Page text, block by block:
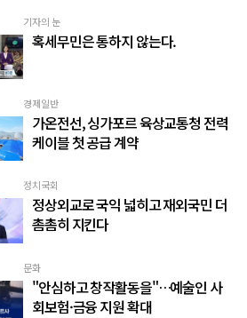
기자의 눈
혹세무민은 통하지 않는다.
경제일반
가온전선, 싱가포르 육상교통청 전력
케이블 첫 공급 계약
정치국회
정상외교로 국익 넓히고 재외국민 더
촘촘히 지킨다
문화
"안심하고 창작활동을"…예술인 사
회보험·금융 지원 확대